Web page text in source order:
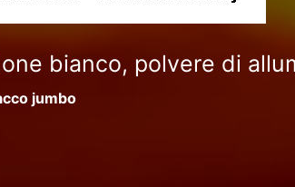
bianco, polvere di
jumbo